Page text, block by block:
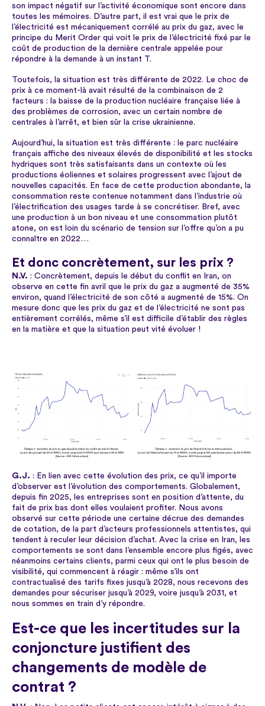
son impact négatif sur l’activité économique sont encore dans
toutes les mémoires. D’autre part, il est vrai que le prix de
l’électricité est mécaniquement corrélé au prix du gaz, avec le
principe du Merit Order qui voit le prix de l’électricité fixé par le
coût de production de la dernière centrale appelée pour
répondre à la demande à un instant T.
Toutefois, la situation est très différente de 2022. Le choc de
prix à ce moment-là avait résulté de la combinaison de 2
facteurs : la baisse de la production nucléaire française liée à
des problèmes de corrosion, avec un certain nombre de
centrales à l’arrêt, et bien sûr la crise ukrainienne.
Aujourd’hui, la situation est très différente : le parc nucléaire
français affiche des niveaux élevés de disponibilité et les stocks
hydriques sont très satisfaisants dans un contexte où les
productions éoliennes et solaires progressent avec l’ajout de
nouvelles capacités. En face de cette production abondante, la
consommation reste contenue notamment dans l’industrie où
l’électrification des usages tarde à se concrétiser. Bref, avec
une production à un bon niveau et une consommation plutôt
atone, on est loin du scénario de tension sur l’offre qu’on a pu
connaître en 2022…
Et donc concrètement, sur les prix ?
N.V. : Concrètement, depuis le début du conflit en Iran, on
observe en cette fin avril que le prix du gaz a augmenté de 35%
environ, quand l’électricité de son côté a augmenté de 15%. On
mesure donc que les prix du gaz et de l’électricité ne sont pas
entièrement corrélés, même s’il est difficile d’établir des règles
en la matière et que la situation peut vité évoluer !
G.J. : En lien avec cette évolution des prix, ce qu’il importe
d’observer est l’évolution des comportements. Globalement,
depuis fin 2025, les entreprises sont en position d’attente, du
fait de prix bas dont elles voulaient profiter. Nous avons
observé sur cette période une certaine décrue des demandes
de cotation, de la part d’acteurs professionnels attentistes, qui
tendent à reculer leur décision d’achat. Avec la crise en Iran, les
comportements se sont dans l’ensemble encore plus figés, avec
néanmoins certains clients, parmi ceux qui ont le plus besoin de
visibilité, qui commencent à réagir : même s’ils ont
contractualisé des tarifs fixes jusqu’à 2028, nous recevons des
demandes pour sécuriser jusqu’à 2029, voire jusqu’à 2031, et
nous sommes en train d’y répondre.
Est-ce que les incertitudes sur la
conjoncture justifient des
changements de modèle de
contrat ?